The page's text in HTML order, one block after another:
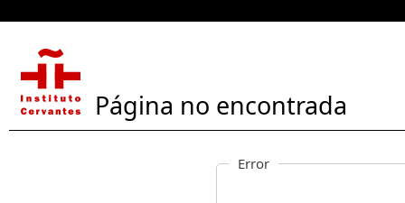
Página no encontrada
Error